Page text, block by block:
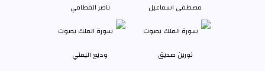
مصطفى اسماعيل ناصر القطامي